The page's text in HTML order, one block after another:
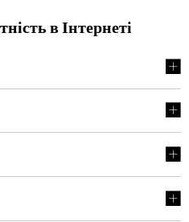
в Інтернеті